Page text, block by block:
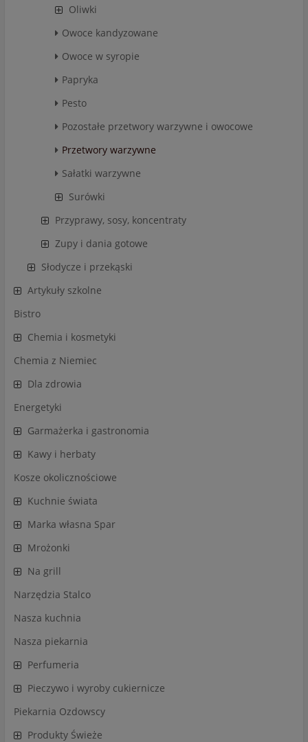
Oliwki
Owoce kandyzowane
Owoce w syropie
Papryka
Pesto
Pozostałe przetwory warzywne i owocowe
Przetwory warzywne
Sałatki warzywne
Surówki
Przyprawy, sosy, koncentraty
Zupy i dania gotowe
Słodycze i przekąski
Artykuły szkolne
Bistro
Chemia i kosmetyki
Chemia z Niemiec
Dla zdrowia
Energetyki
Garmażerka i gastronomia
Kawy i herbaty
Kosze okolicznościowe
Kuchnie świata
Marka własna Spar
Mrożonki
Na grill
Narzędzia Stalco
Nasza kuchnia
Nasza piekarnia
Perfumeria
Pieczywo i wyroby cukiernicze
Piekarnia Ozdowscy
Produkty Świeże